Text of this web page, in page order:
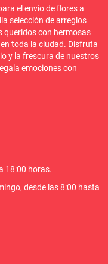
el envío de flores a
selección de arreglos
queridos con hermosas
toda la ciudad. Disfruta
y la frescura de nuestros
emociones con
18:00 horas.
desde las 8:00 hasta